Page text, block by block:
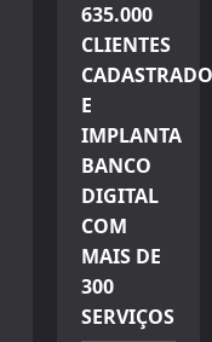
635.000
CLIENTES
E
IMPLANTA
BANCO
DIGITAL
COM
MAIS DE
300
SERVIÇOS